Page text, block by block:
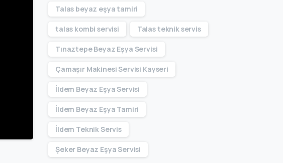
Talas beyaz eşya tamiri
talas kombi servisi Talas teknik servis
Tınaztepe Beyaz Eşya Servisi
Çamaşır Makinesi Servisi Kayseri
İldem Beyaz Eşya Servisi
İldem Beyaz Eşya Tamiri
İldem Teknik Servis
Şeker Beyaz Eşya Servisi